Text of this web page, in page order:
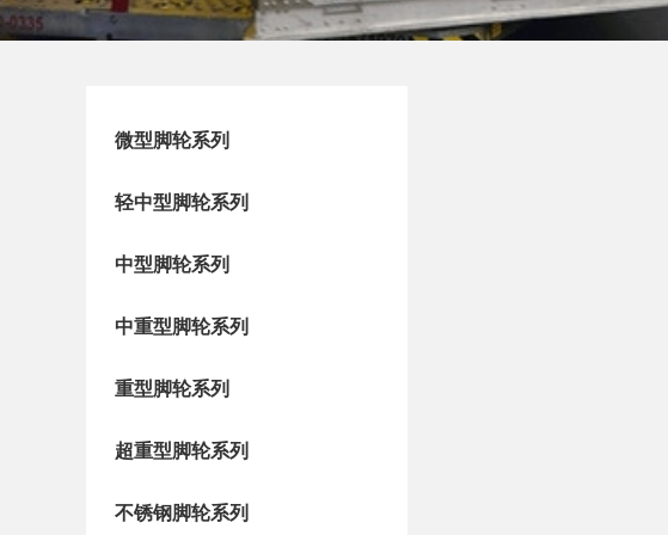
微型脚轮系列
轻中型脚轮系列
中型脚轮系列
中重型脚轮系列
重型脚轮系列
超重型脚轮系列
不锈钢脚轮系列